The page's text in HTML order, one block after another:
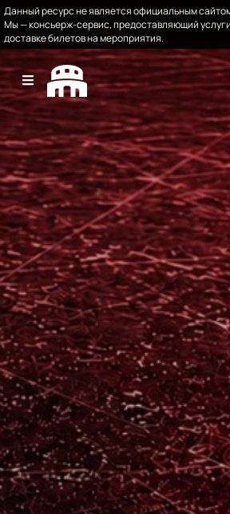
Данный ресурс не является официальным
Мы — консьерж-сервис, предоставляющий
доставке билетов на мероприятия.